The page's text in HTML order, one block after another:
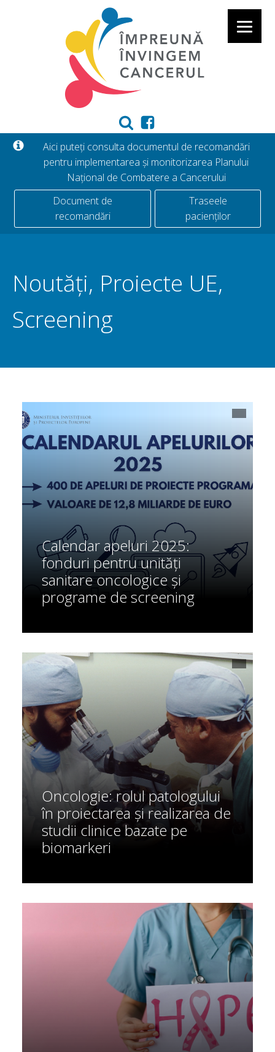
Aici puteți consulta documentul de recomandări
pentru implementarea și monitorizarea Planului
Național de Combatere a Cancerului
Document de
recomandări
Traseele
pacienților
Noutăți, Proiecte UE,
Screening
Calendar apeluri 2025:
fonduri pentru unități
sanitare oncologice și
programe de screening
Oncologie: rolul patologului
în proiectarea și realizarea de
studii clinice bazate pe
biomarkeri